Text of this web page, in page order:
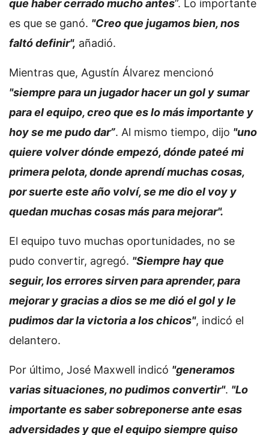
que haber cerrado mucho antes”. Lo importante
es que se ganó. "Creo que jugamos bien, nos
faltó definir", añadió.
Mientras que, Agustín Álvarez mencionó
"siempre para un jugador hacer un gol y sumar
para el equipo, creo que es lo más importante y
hoy se me pudo dar”. Al mismo tiempo, dijo "uno
quiere volver dónde empezó, dónde pateé mi
primera pelota, donde aprendí muchas cosas,
por suerte este año volví, se me dio el voy y
quedan muchas cosas más para mejorar".
El equipo tuvo muchas oportunidades, no se
pudo convertir, agregó. "Siempre hay que
seguir, los errores sirven para aprender, para
mejorar y gracias a dios se me dió el gol y le
pudimos dar la victoria a los chicos", indicó el
delantero.
Por último, José Maxwell indicó "generamos
varias situaciones, no pudimos convertir". "Lo
importante es saber sobreponerse ante esas
adversidades y que el equipo siempre quiso